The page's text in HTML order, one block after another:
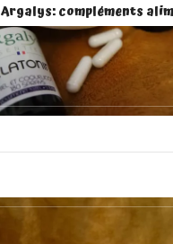
Argalys: compléments